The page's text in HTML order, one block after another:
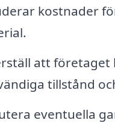
kostnader
att företaget
tillstånd
eventuella